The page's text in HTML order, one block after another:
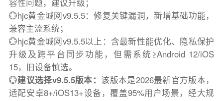
容性问题，建议升级；
💮hjc黄金城网v9.5.5：修复关键漏洞，新增基础功能，
兼容主流系统；
💮hjc黄金城网v9.5.5以上：含最新性能优化、隐私保护
升级及跨平台同步功能，但需系统≥Android 12/iOS
15，旧设备慎选。
💮建议选择v9.5.5版本：该版本是2026最新官方版本，
适配安卓8+/iOS13+设备，覆盖95%用户场景，经大规